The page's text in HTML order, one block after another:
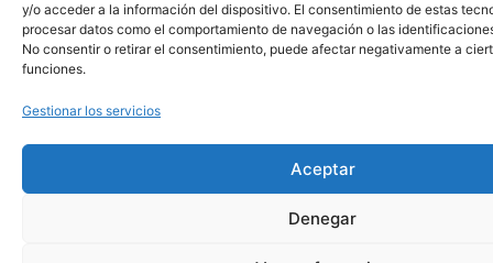
y/o acceder a la información del dispositivo. El consentimiento de estas
procesar datos como el comportamiento de navegación o las
No consentir o retirar el consentimiento, puede afectar negativamente a
funciones.
Gestionar los servicios
Aceptar
Denegar